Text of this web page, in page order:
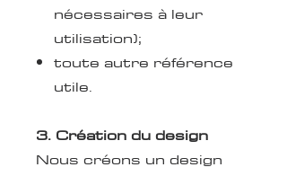
nécessaires à leur
utilisation);
toute autre référence
utile.
3. Création du design
Nous créons un design